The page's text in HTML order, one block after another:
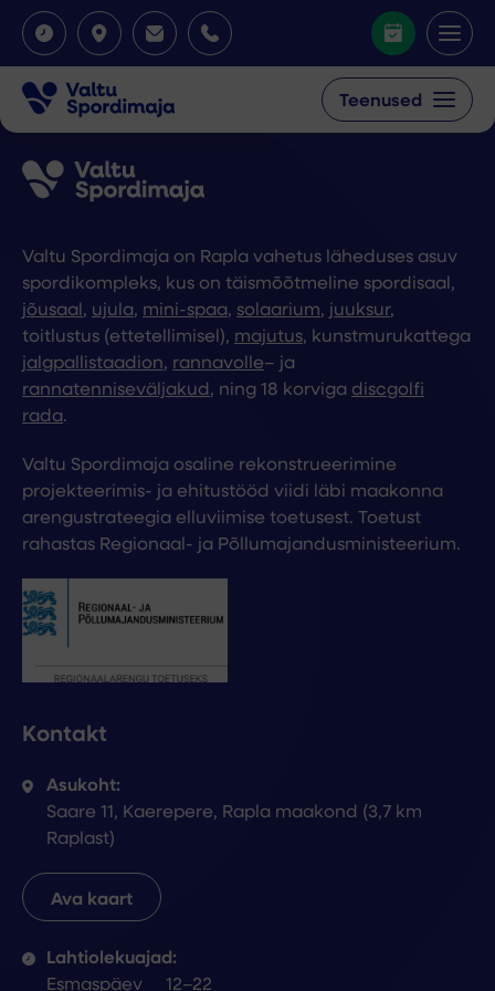
Teenused
Valtu Spordimaja on Rapla vahetus läheduses asuv
spordikompleks, kus on täismõõtmeline spordisaal,
jõusaal, ujula, mini-spaa, solaarium, juuksur,
toitlustus (ettetellimisel), majutus, kunstmurukattega
jalgpallistaadion, rannavolle– ja
rannatenniseväljakud, ning 18 korviga discgolfi
rada.
Valtu Spordimaja osaline rekonstrueerimine
projekteerimis- ja ehitustööd viidi läbi maakonna
arengustrateegia elluviimise toetusest. Toetust
rahastas Regionaal- ja Põllumajandusministeerium.
Kontakt
Asukoht:
Saare 11, Kaerepere, Rapla maakond (3,7 km
Raplast)
Ava kaart
Lahtiolekuajad:
Esmaspäev
12–22